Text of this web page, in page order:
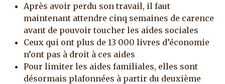
Après avoir perdu son travail, il faut
maintenant attendre cinq semaines de carence
avant de pouvoir toucher les aides sociales
Ceux qui ont plus de 13 000 livres d’économie
n’ont pas à droit à ces aides
Pour limiter les aides familiales, elles sont
désormais plafonnées à partir du deuxième